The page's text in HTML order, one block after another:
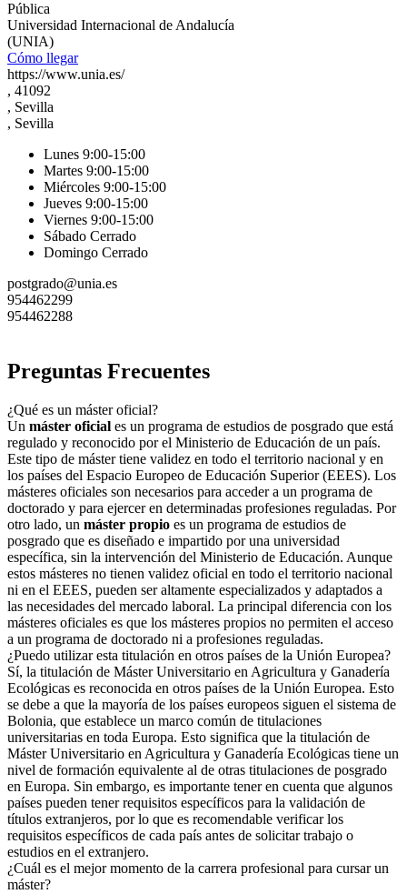
Pública
Universidad Internacional de Andalucía
(UNIA)
Cómo llegar
https://www.unia.es/
, 41092
, Sevilla
, Sevilla
Lunes 9:00-15:00
Martes 9:00-15:00
Miércoles 9:00-15:00
Jueves 9:00-15:00
Viernes 9:00-15:00
Sábado Cerrado
Domingo Cerrado
postgrado@unia.es
954462299
954462288
Preguntas Frecuentes
¿Qué es un máster oficial?
Un máster oficial es un programa de estudios de posgrado que está
regulado y reconocido por el Ministerio de Educación de un país.
Este tipo de máster tiene validez en todo el territorio nacional y en
los países del Espacio Europeo de Educación Superior (EEES). Los
másteres oficiales son necesarios para acceder a un programa de
doctorado y para ejercer en determinadas profesiones reguladas. Por
otro lado, un máster propio es un programa de estudios de
posgrado que es diseñado e impartido por una universidad
específica, sin la intervención del Ministerio de Educación. Aunque
estos másteres no tienen validez oficial en todo el territorio nacional
ni en el EEES, pueden ser altamente especializados y adaptados a
las necesidades del mercado laboral. La principal diferencia con los
másteres oficiales es que los másteres propios no permiten el acceso
a un programa de doctorado ni a profesiones reguladas.
¿Puedo utilizar esta titulación en otros países de la Unión Europea?
Sí, la titulación de Máster Universitario en Agricultura y Ganadería
Ecológicas es reconocida en otros países de la Unión Europea. Esto
se debe a que la mayoría de los países europeos siguen el sistema de
Bolonia, que establece un marco común de titulaciones
universitarias en toda Europa. Esto significa que la titulación de
Máster Universitario en Agricultura y Ganadería Ecológicas tiene un
nivel de formación equivalente al de otras titulaciones de posgrado
en Europa. Sin embargo, es importante tener en cuenta que algunos
países pueden tener requisitos específicos para la validación de
títulos extranjeros, por lo que es recomendable verificar los
requisitos específicos de cada país antes de solicitar trabajo o
estudios en el extranjero.
¿Cuál es el mejor momento de la carrera profesional para cursar un
máster?